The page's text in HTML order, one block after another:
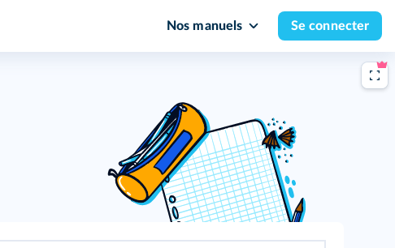
Nos manuels Se connecter